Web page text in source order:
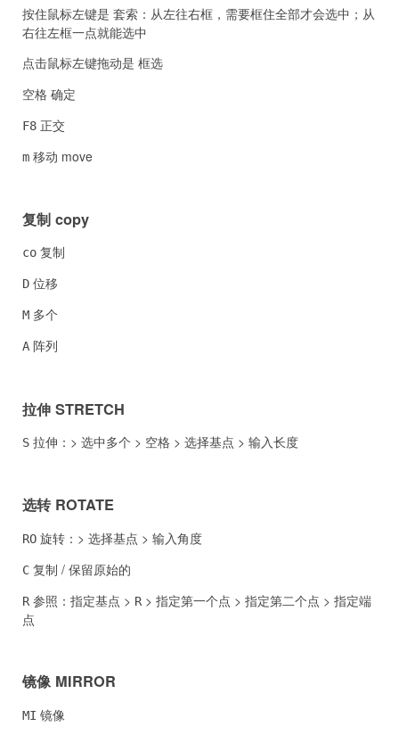
按住鼠标左键是 套索 ：从左往右框，需要框住全部才会选中；从
右往左框一点就能选中
点击鼠标左键拖动是 框选
空格 确定
F8 正交
m 移动 move
复制 copy
co 复制
D 位移
M 多个
A 阵列
拉伸 STRETCH
S 拉伸：> 选中多个 > 空格 > 选择基点 > 输入长度
选转 ROTATE
RO 旋转：> 选择基点 > 输入角度
C 复制 / 保留原始的
R 参照：指定基点 > R > 指定第一个点 > 指定第二个点 > 指定端
点
镜像 MIRROR
MI 镜像